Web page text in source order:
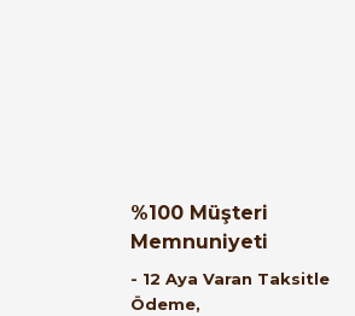
memnun kaldım.
%100 Müşteri
Memnuniyeti
- 12 Aya Varan Taksitle
Ödeme,